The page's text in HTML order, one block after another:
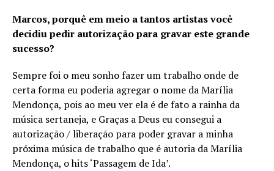
Marcos, porquê em meio a tantos artistas você
decidiu pedir autorização para gravar este grande
sucesso?
Sempre foi o meu sonho fazer um trabalho onde de
certa forma eu poderia agregar o nome da Marília
Mendonça, pois ao meu ver ela é de fato a rainha da
música sertaneja, e Graças a Deus eu consegui a
autorização / liberação para poder gravar a minha
próxima música de trabalho que é autoria da Marília
Mendonça, o hits ‘Passagem de Ida’.